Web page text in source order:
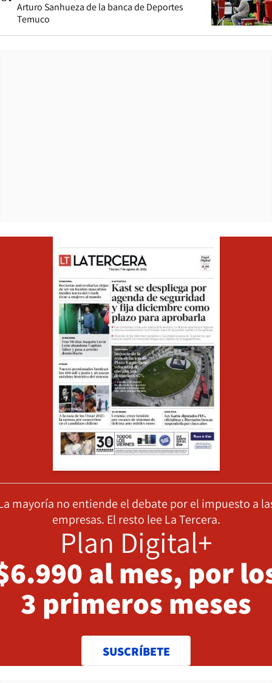
Arturo Sanhueza de la banca de Deportes
Temuco
mayoría no entiende el debate por el impuesto a
empresas. El resto lee La Tercera.
Plan Digital+
al mes, por
3 primeros meses
SUSCRÍBETE